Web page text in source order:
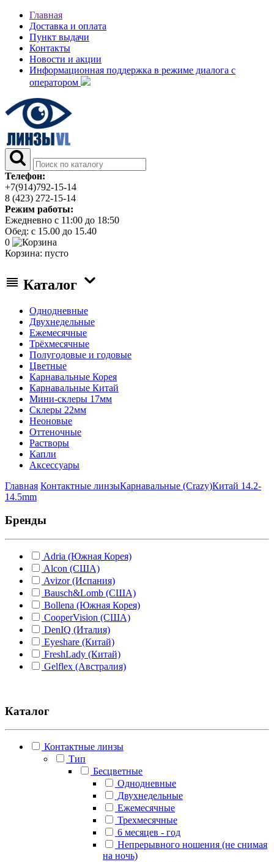
Главная
Доставка и оплата
Пункт выдачи
Контакты
Новости и акции
Информационная поддержка в режиме диалога с
оператором
Телефон:
+7(914)792-15-14
8 (423) 272-15-14
Режим работы:
Ежедневно с 11:00 до 18:50
Обед: с 15.00 до 15.40
0
Корзина: пусто
Каталог
Однодневные
Двухнедельные
Ежемесячные
Трёхмесячные
Полугодовые и годовые
Цветные
Карнавальные Корея
Карнавальные Китай
Мини-склеры 17мм
Склеры 22мм
Неоновые
Оттеночные
Растворы
Капли
Аксессуары
Главная Контактные линзыКарнавальные (Crazy)Китай 14.2-
14.5mm
Бренды
Adria (Южная Корея)
Alcon (США)
Avizor (Испания)
Bausch&Lomb (США)
Bollena (Южная Корея)
CooperVision (США)
DenIQ (Италия)
Eyeshare (Китай)
FreshLady (Китай)
Gelflex (Австралия)
Lion (Япония)
Maxcon (Южная Корея)
Miru/Menicon (Япония)
O2kSee (Россия)
Optimed (Россия)
Rohto (Япония)
Santen (Япония)
Senju (Япония)
Urban LAYER (Южная Корея)
Каталог
Контактные линзы
Тип
Бесцветные
Однодневные
Двухнедельные
Ежемесячные
Трехмесячные
6 месяцев - год
Непрерывного ношения (не снимая
на ночь)